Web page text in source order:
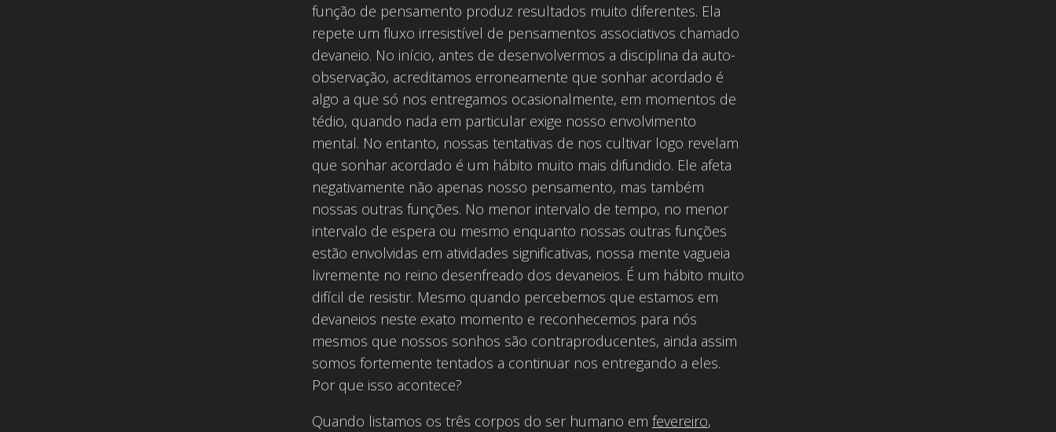
função de pensamento produz resultados muito diferentes. Ela
repete um fluxo irresistível de pensamentos associativos chamado
devaneio. No início, antes de desenvolvermos a disciplina da auto-
observação, acreditamos erroneamente que sonhar acordado é
algo a que só nos entregamos ocasionalmente, em momentos de
tédio, quando nada em particular exige nosso envolvimento
mental. No entanto, nossas tentativas de nos cultivar logo revelam
que sonhar acordado é um hábito muito mais difundido. Ele afeta
negativamente não apenas nosso pensamento, mas também
nossas outras funções. No menor intervalo de tempo, no menor
intervalo de espera ou mesmo enquanto nossas outras funções
estão envolvidas em atividades significativas, nossa mente vagueia
livremente no reino desenfreado dos devaneios. É um hábito muito
difícil de resistir. Mesmo quando percebemos que estamos em
devaneios neste exato momento e reconhecemos para nós
mesmos que nossos sonhos são contraproducentes, ainda assim
somos fortemente tentados a continuar nos entregando a eles.
Por que isso acontece?
Quando listamos os três corpos do ser humano em fevereiro,